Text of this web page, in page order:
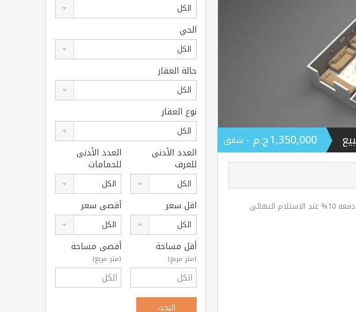
1,350,000ج.م - شقق
شقه بالاندلس2 بالقرب من شارع المعاهد والجامعات الرئيسى وال90 مساحه 180م استلام 12/2018 مقدم 35% ودفعه 10% عند الاستلام النهائى
الكل
الحي
الكل
حالة العقار
الكل
نوع العقار
الكل
العدد الأدنى
للغرف
الكل
العدد الأدنى
للحمامات
الكل
اقل سعر
الكل
أقصى سعر
الكل
أقل مساحة
(متر مربع)
أقصى مساحة
(متر مربع)